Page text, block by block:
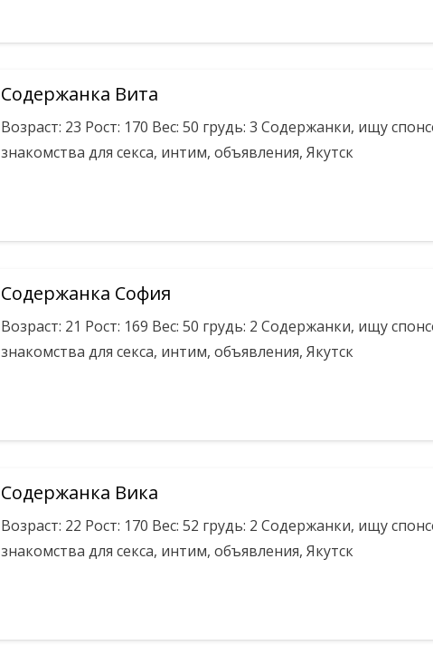
Содержанка Вита
Возраст: 23 Рост: 170 Вес: 50 грудь: 3 Содержанки, ищу
знакомства для секса, интим, объявления, Якутск
Содержанка София
Возраст: 21 Рост: 169 Вес: 50 грудь: 2 Содержанки, ищу
знакомства для секса, интим, объявления, Якутск
Содержанка Вика
Возраст: 22 Рост: 170 Вес: 52 грудь: 2 Содержанки, ищу
знакомства для секса, интим, объявления, Якутск